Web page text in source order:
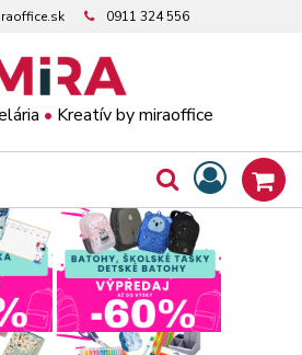
• Kreatív by miraoffice
0911 324 556